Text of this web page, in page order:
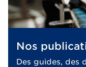
Nos
Des guides, des